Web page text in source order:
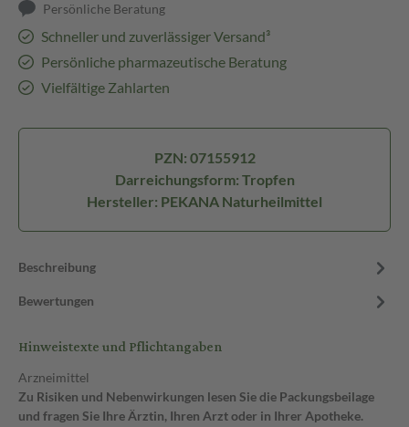
Persönliche Beratung
Schneller und zuverlässiger Versand³
Persönliche pharmazeutische Beratung
Vielfältige Zahlarten
PZN: 07155912
Darreichungsform: Tropfen
Hersteller: PEKANA Naturheilmittel
Beschreibung
Bewertungen
Hinweistexte und Pflichtangaben
Arzneimittel
Zu Risiken und Nebenwirkungen lesen Sie die Packungsbeilage
und fragen Sie Ihre Ärztin, Ihren Arzt oder in Ihrer Apotheke.